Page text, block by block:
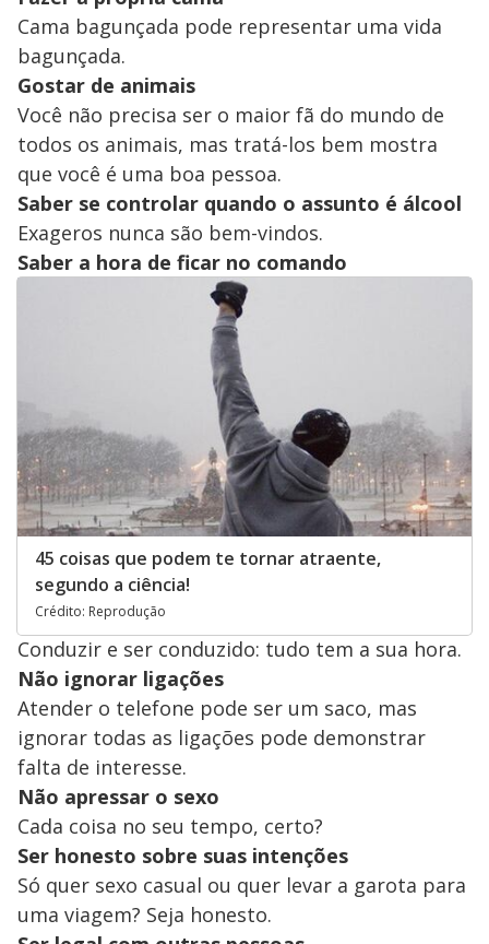
Cama bagunçada pode representar uma vida
bagunçada.
Gostar de animais
Você não precisa ser o maior fã do mundo de
todos os animais, mas tratá-los bem mostra
que você é uma boa pessoa.
Saber se controlar quando o assunto é álcool
Exageros nunca são bem-vindos.
Saber a hora de ficar no comando
45 coisas que podem te tornar atraente,
segundo a ciência!
Crédito: Reprodução
Conduzir e ser conduzido: tudo tem a sua hora.
Não ignorar ligações
Atender o telefone pode ser um saco, mas
ignorar todas as ligações pode demonstrar
falta de interesse.
Não apressar o sexo
Cada coisa no seu tempo, certo?
Ser honesto sobre suas intenções
Só quer sexo casual ou quer levar a garota para
uma viagem? Seja honesto.